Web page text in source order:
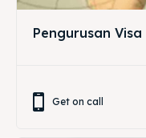
Pengurusan Visa
Get on call